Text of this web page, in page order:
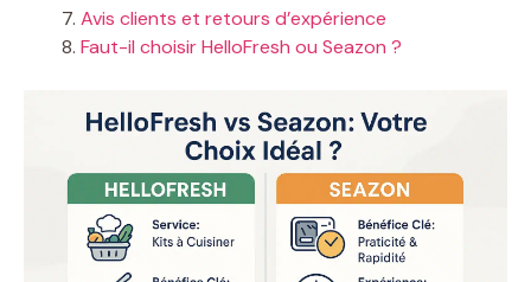
Avis clients et retours d’expérience
Faut-il choisir HelloFresh ou Seazon ?